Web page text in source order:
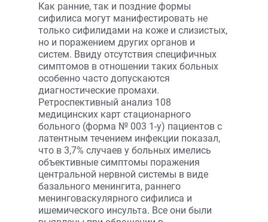
Как ранние, так и поздние формы
сифилиса могут манифестировать не
только сифилидами на коже и слизистых,
но и поражением других органов и
систем. Ввиду отсутствия специфичных
симптомов в отношении таких больных
особенно часто допускаются
диагностические промахи.
Ретроспективный анализ 108
медицинских карт стационарного
больного (форма № 003 1-у) пациентов с
латентным течением инфекции показал,
что в 3,7% случаев у больных имелись
объективные симптомы поражения
центральной нервной системы в виде
базального менингита, раннего
менинговаскулярного сифилиса и
ишемического инсульта. Все они были